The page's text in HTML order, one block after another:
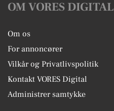
OM VORES DIGITAL
Om os
For annoncører
Vilkår og Privatlivspolitik
Kontakt VORES Digital
Administrer samtykke